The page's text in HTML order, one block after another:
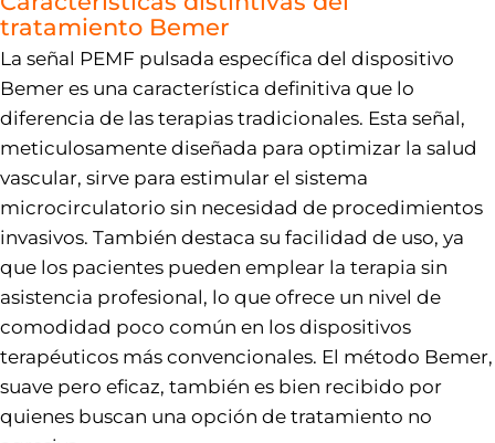
tratamiento Bemer
La señal PEMF pulsada específica del dispositivo
Bemer es una característica definitiva que lo
diferencia de las terapias tradicionales. Esta señal,
meticulosamente diseñada para optimizar la salud
vascular, sirve para estimular el sistema
microcirculatorio sin necesidad de procedimientos
invasivos. También destaca su facilidad de uso, ya
que los pacientes pueden emplear la terapia sin
asistencia profesional, lo que ofrece un nivel de
comodidad poco común en los dispositivos
terapéuticos más convencionales. El método Bemer,
suave pero eficaz, también es bien recibido por
quienes buscan una opción de tratamiento no